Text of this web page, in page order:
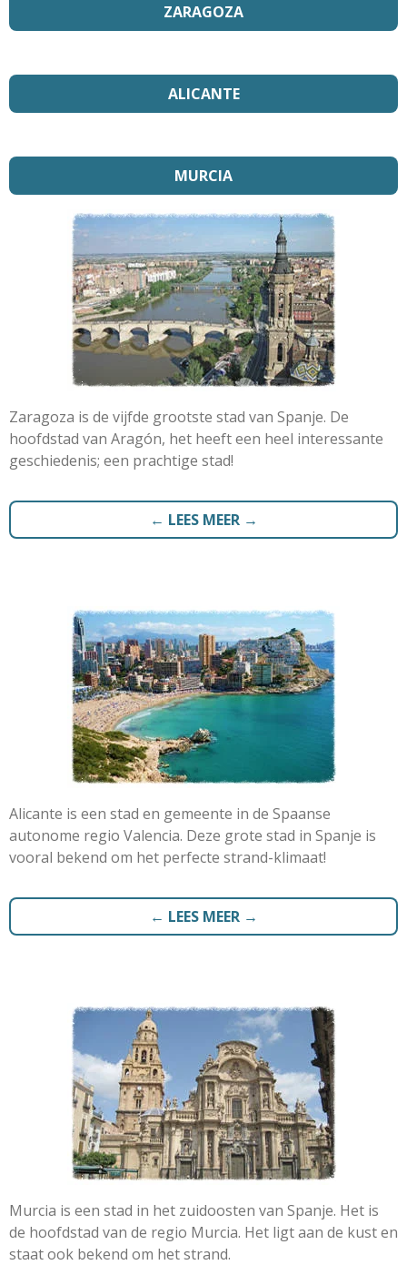
ZARAGOZA
ALICANTE
MURCIA
Zaragoza is de vijfde grootste stad van Spanje. De
hoofdstad van Aragón, het heeft een heel interessante
geschiedenis; een prachtige stad!
← LEES MEER →
Alicante is een stad en gemeente in de Spaanse
autonome regio Valencia. Deze grote stad in Spanje is
vooral bekend om het perfecte strand-klimaat!
← LEES MEER →
Murcia is een stad in het zuidoosten van Spanje. Het is
de hoofdstad van de regio Murcia. Het ligt aan de kust en
staat ook bekend om het strand.